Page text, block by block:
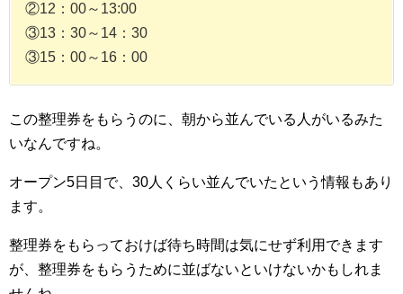
②12：00～13:00
③13：30～14：30
③15：00～16：00
この整理券をもらうのに、朝から並んでいる人がいるみた
いなんですね。
オープン5日目で、30人くらい並んでいたという情報もあり
ます。
整理券をもらっておけば待ち時間は気にせず利用できます
が、整理券をもらうために並ばないといけないかもしれま